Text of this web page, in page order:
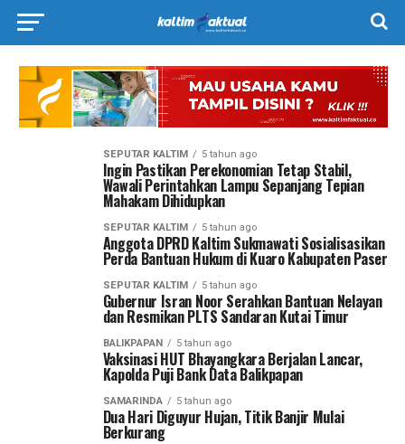
SEPUTAR KALTIM 5 tahun ago
Ingin Pastikan Perekonomian Tetap Stabil,
Wawali Perintahkan Lampu Sepanjang Tepian
Mahakam Dihidupkan
SEPUTAR KALTIM 5 tahun ago
Anggota DPRD Kaltim Sukmawati Sosialisasikan
Perda Bantuan Hukum di Kuaro Kabupaten Paser
SEPUTAR KALTIM 5 tahun ago
Gubernur Isran Noor Serahkan Bantuan Nelayan
dan Resmikan PLTS Sandaran Kutai Timur
BALIKPAPAN 5 tahun ago
Vaksinasi HUT Bhayangkara Berjalan Lancar,
Kapolda Puji Bank Data Balikpapan
SAMARINDA 5 tahun ago
Dua Hari Diguyur Hujan, Titik Banjir Mulai
Berkurang